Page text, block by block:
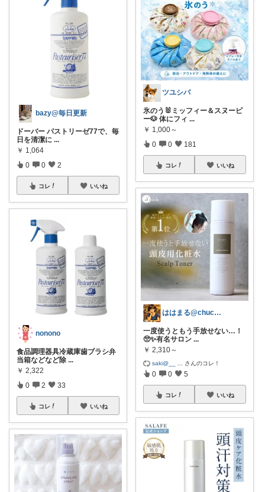
bazy@毎日更新
ドーバー パストリーゼ77で、毎
日を清潔に ...
￥ 1,064
0 0 2
コレ いいね
nonono
食品調理器具冷蔵庫歯ブラシ弁
当箱などなど除 ...
￥ 2,322
0 2 33
コレ いいね
ツユシバ
氷のう🐰ミッフィー＆スヌーピ
ー🐶 体にフィ ...
￥ 1,000～
0 0 181
コレ いいね
ははまる@chucha🐾
一度使うともう手放せない…！
🥺✨有名サロン ...
￥ 2,310～
saki@__ さんのコレ！
0 0 5
コレ いいね